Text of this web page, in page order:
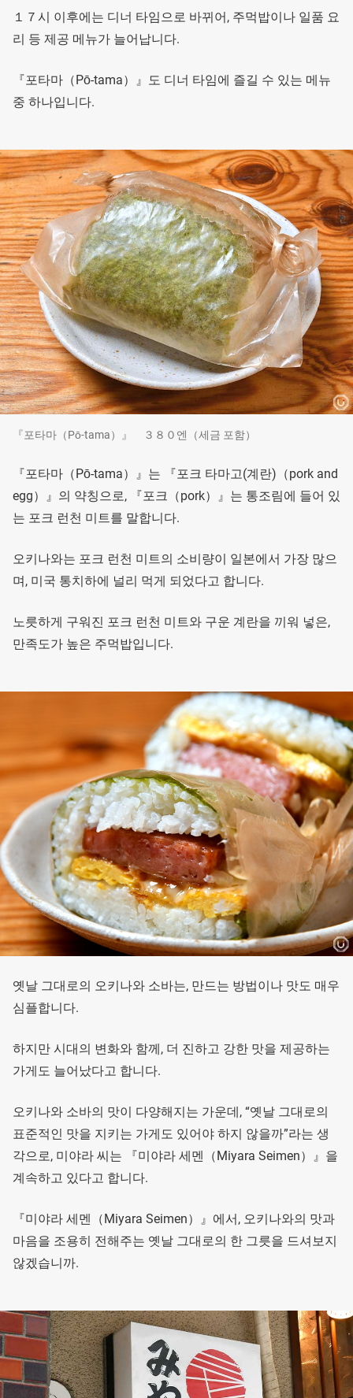
１７시 이후에는 디너 타임으로 바뀌어, 주먹밥이나 일품 요
리 등 제공 메뉴가 늘어납니다.
『포타마（Pō-tama）』도 디너 타임에 즐길 수 있는 메뉴
중 하나입니다.
『포타마（Pō-tama）』 ３８０엔（세금 포함）
『포타마（Pō-tama）』는 『포크 타마고(계란)（pork and
egg）』의 약칭으로, 『포크（pork）』는 통조림에 들어 있
는 포크 런천 미트를 말합니다.
오키나와는 포크 런천 미트의 소비량이 일본에서 가장 많으
며, 미국 통치하에 널리 먹게 되었다고 합니다.
노릇하게 구워진 포크 런천 미트와 구운 계란을 끼워 넣은,
만족도가 높은 주먹밥입니다.
옛날 그대로의 오키나와 소바는, 만드는 방법이나 맛도 매우
심플합니다.
하지만 시대의 변화와 함께, 더 진하고 강한 맛을 제공하는
가게도 늘어났다고 합니다.
오키나와 소바의 맛이 다양해지는 가운데, “옛날 그대로의
표준적인 맛을 지키는 가게도 있어야 하지 않을까”라는 생
각으로, 미야라 씨는 『미야라 세멘（Miyara Seimen）』을
계속하고 있다고 합니다.
『미야라 세멘（Miyara Seimen）』에서, 오키나와의 맛과
마음을 조용히 전해주는 옛날 그대로의 한 그릇을 드셔보지
않겠습니까.